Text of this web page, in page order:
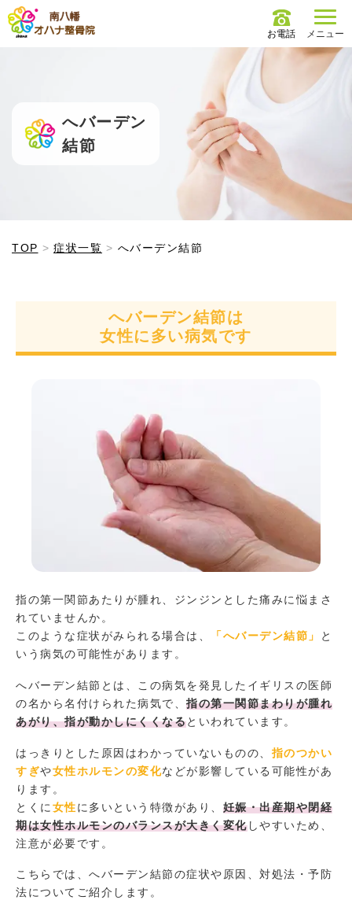
お電話 メニュー
へバーデン
結節
TOP 症状一覧 へバーデン結節
へバーデン結節は
女性に多い病気です
指の第一関節あたりが腫れ、ジンジンとした痛みに悩まさ
れていませんか。
このような症状がみられる場合は、
「へバーデン結節」
と
いう病気の可能性があります。
へバーデン結節とは、この病気を発見したイギリスの医師
の名から名付けられた病気で、 指の第一関節まわりが腫れ
あがり、指が動かしにくくなるといわれています。
はっきりとした原因はわかっていないものの、 指のつかい
すぎや女性ホルモンの変化などが影響している可能性があ
ります。
とくに 女性に多いという特徴があり、 妊娠・出産期や閉経
期は女性ホルモンのバランスが大きく変化しやすいため、
注意が必要です。
こちらでは、へバーデン結節の症状や原因、対処法・予防
法についてご紹介します。